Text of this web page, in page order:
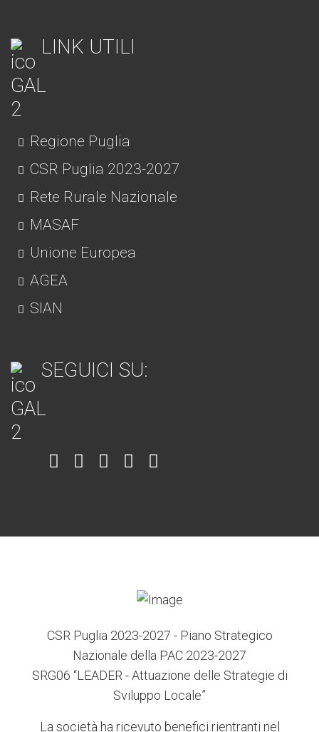
LINK UTILI
Regione Puglia
CSR Puglia 2023-2027
Rete Rurale Nazionale
MASAF
Unione Europea
AGEA
SIAN
SEGUICI SU:
Item Item Item Item
CSR Puglia 2023-2027 - Piano Strategico
Nazionale della PAC 2023-2027
SRG06 “LEADER - Attuazione delle Strategie di
Sviluppo Locale”
La società ha ricevuto benefici rientranti nel